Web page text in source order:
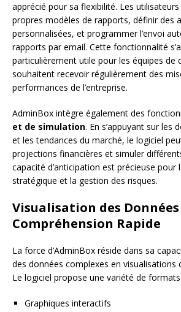
apprécié pour sa flexibilité. Les
propres modèles de rapports, définir des
personnalisées, et programmer l’envoi
rapports par email. Cette fonctionnalité
particulièrement utile pour les équipes de
souhaitent recevoir régulièrement des
performances de l’entreprise.
AdminBox intègre également des
et de simulation. En s’appuyant sur les
et les tendances du marché, le logiciel
projections financières et simuler
capacité d’anticipation est précieuse pour
stratégique et la gestion des risques.
Visualisation des
Compréhension Rapide
La force d’AdminBox réside dans sa
des données complexes en visualisations
Le logiciel propose une variété de
Graphiques interactifs